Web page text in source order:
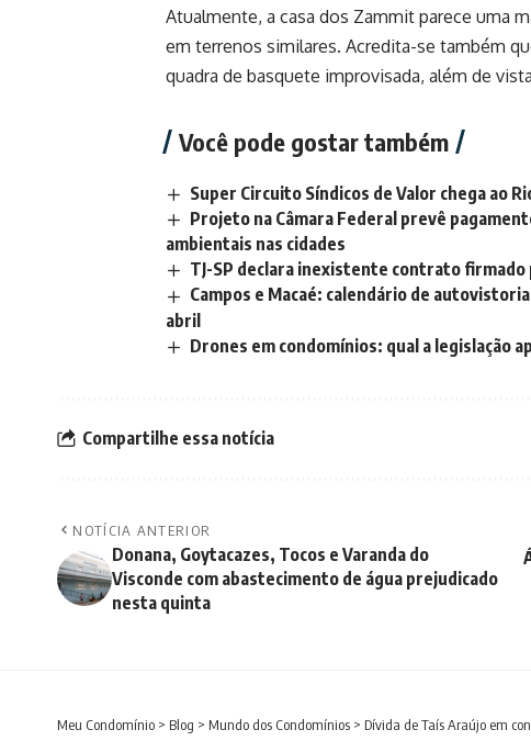
Atualmente, a casa dos Zammit parece uma
em terrenos similares. Acredita-se também
quadra de basquete improvisada, além de
Você pode gostar também
Super Circuito Síndicos de Valor chega ao
Projeto na Câmara Federal prevê
ambientais nas cidades
TJ-SP declara inexistente contrato firmado
Campos e Macaé: calendário de
abril
Drones em condomínios: qual a legislação
Compartilhe essa notícia
NOTÍCIA ANTERIOR
Donana, Goytacazes, Tocos e Varanda do
Visconde com abastecimento de água prejudicado
nesta quinta
Meu Condomínio > Blog > Mundo dos Condomínios > Dívida de Taís Araújo em